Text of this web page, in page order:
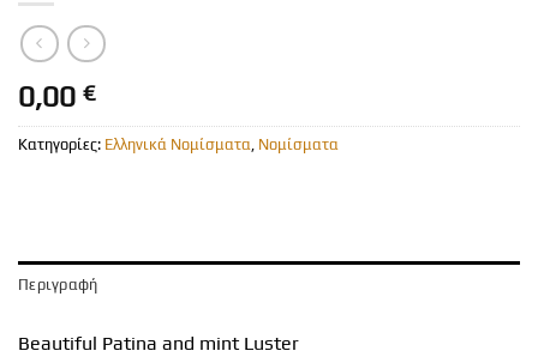
0,00 €
Κατηγορίες: Ελληνικά Νομίσματα Νομίσματα
Περιγραφή
Beautiful Patina and mint Luster